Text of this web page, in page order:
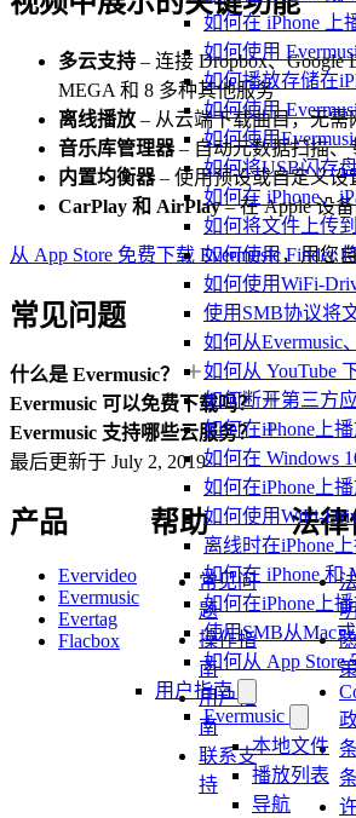
如何在 iPhone 上
如何使用
如何播放存储在
如何使用
如何使用
如何将USB闪存
如何在 iPhone、
如何将文件上传
如何使用 Finder
如何使用WiFi-
使用SMB协议将
如何从Evermusic
如何从 YouTube
如何断开第三方
如何在iPhone上
如何在 Windows
如何在iPhone上
如何使用WiFi-
离线时在iPhone
如何在 iPhone 和
如何在iPhone上
使用SMB从Mac
如何从 App
用户指南
Evermusic
本地文件
播放列表
导航
多云支持 – 连接 Dropbox、Google
MEGA 和 8 多种其他服务
离线播放 – 从云端下载曲目，无需
音乐库管理器– 自动元数据扫描、
内置均衡器– 使用预设或自定义设
CarPlay 和 AirPlay– 在 Apple 设
从 App Store 免费下载 Evermusic，用您
常见问题
什么是 Evermusic？
Evermusic 可以免费下载吗？
Evermusic 支持哪些云服务？
最后更新于 July 2, 2019
产品
Evervideo
Evermusic
Evertag
Flacbox
帮助
常见问
题
操作指
南
用户指
南
联系支
持
法律